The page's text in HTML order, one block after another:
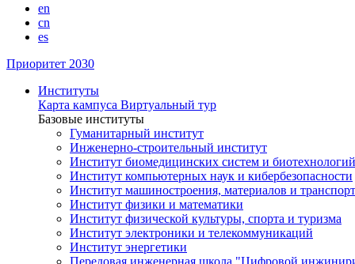
en
cn
es
Приоритет 2030
Институты
Карта кампуса Виртуальный тур
Базовые институты
Гуманитарный институт
Инженерно-строительный институт
Институт биомедицинских систем и биотехнологий
Институт компьютерных наук и кибербезопасности
Институт машиностроения, материалов и
Институт физики и математики
Институт физической культуры, спорта и туризма
Институт электроники и телекоммуникаций
Институт энергетики
Передовая инженерная школа "Цифровой